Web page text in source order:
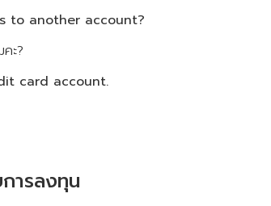
to another account?
ะ?
card account.
ารลงทุน